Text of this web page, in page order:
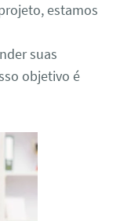
estamos
suas
objetivo é